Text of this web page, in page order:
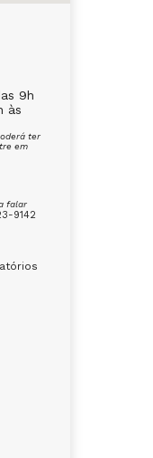
9h
às
ter
em
falar
9142